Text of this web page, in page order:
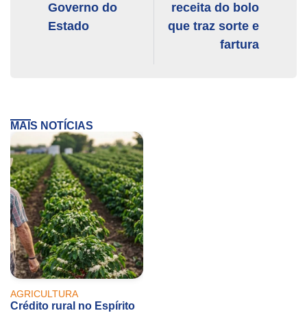
Governo do
Estado
receita do bolo
que traz sorte e
fartura
MAIS NOTÍCIAS
AGRICULTURA
Crédito rural no Espírito